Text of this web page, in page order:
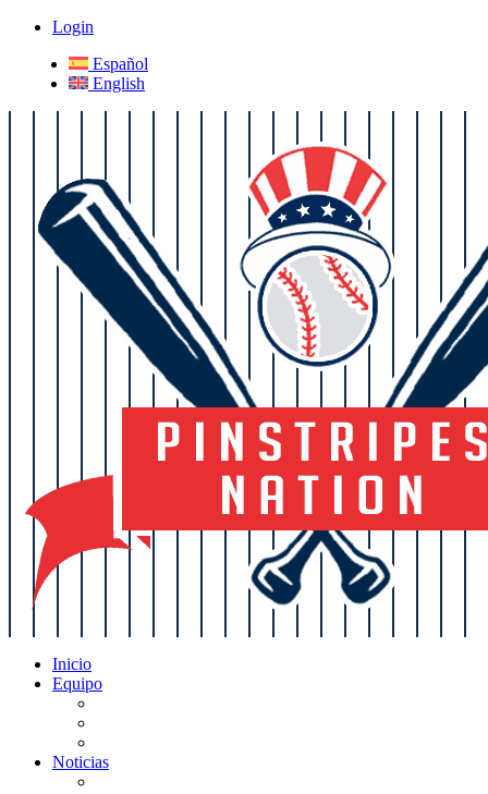
Login
Español
English
Inicio
Equipo
Noticias